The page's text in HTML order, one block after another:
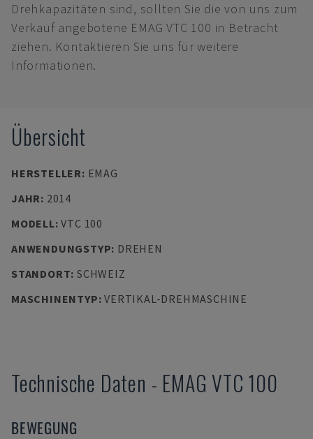
Drehkapazitäten sind, sollten Sie die von uns zum
Verkauf angebotene EMAG VTC 100 in Betracht
ziehen. Kontaktieren Sie uns für weitere
Informationen.
Übersicht
HERSTELLER: EMAG
JAHR: 2014
MODELL:VTC 100
ANWENDUNGSTYP: DREHEN
STANDORT: SCHWEIZ
MASCHINENTYP:VERTIKAL-DREHMASCHINE
Technische Daten - EMAG VTC 100
BEWEGUNG